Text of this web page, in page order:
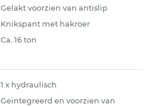
Gelakt voorzien van antislip
Knikspant met hakroer
Ca. 16 ton
1 x hydraulisch
Geïntegreerd en voorzien van